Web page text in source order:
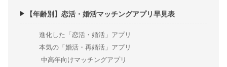
【年齢別】恋活・婚活マッチングアプリ早見表
進化した「恋活・婚活」アプリ
本気の「婚活・再婚活」アプリ
中高年向けマッチングアプリ